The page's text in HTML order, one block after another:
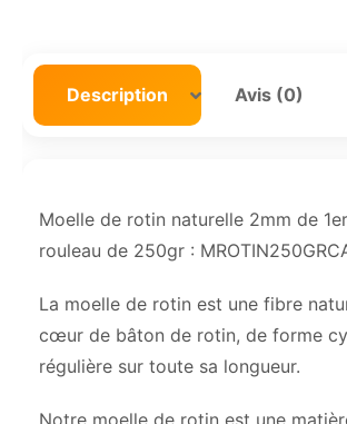
Description Avis (0)
Moelle de rotin naturelle 2mm de
rouleau de 250gr :
La moelle de rotin est une fibre
cœur de bâton de rotin, de forme
régulière sur toute sa longueur.